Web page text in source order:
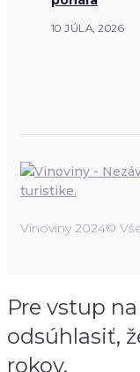
10 JÚLA, 2026
Vinoviny 2024©
Pre vstup
odsúhlasiť,
rokov.